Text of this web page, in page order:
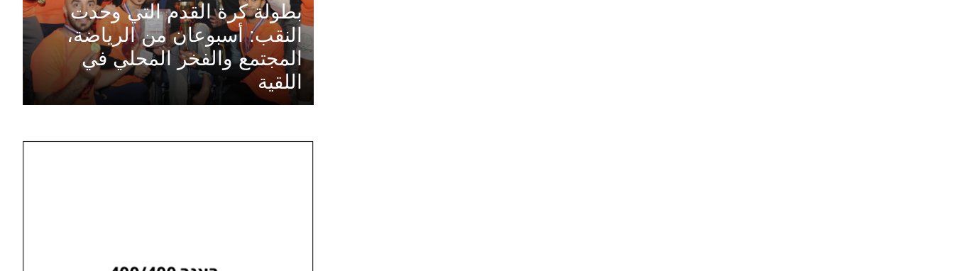
بطولة كرة القدم التي وحدت
النقب: أسبوعان من الرياضة،
المجتمع والفخر المحلي في
اللقية